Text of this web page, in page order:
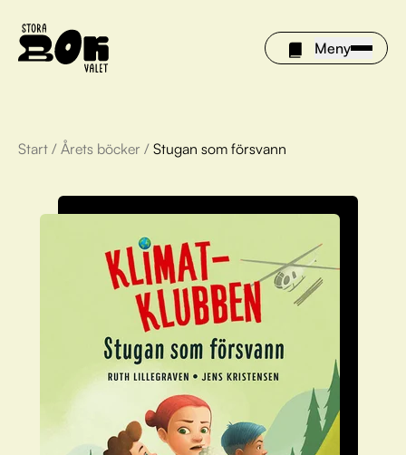
Meny
Årets böcker
Om Stora bokvalet
Olivia tipsar
För bibliotek
Start / Årets böcker / Stugan som försvann